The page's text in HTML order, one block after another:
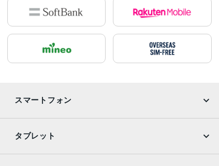
スマートフォン
タブレット